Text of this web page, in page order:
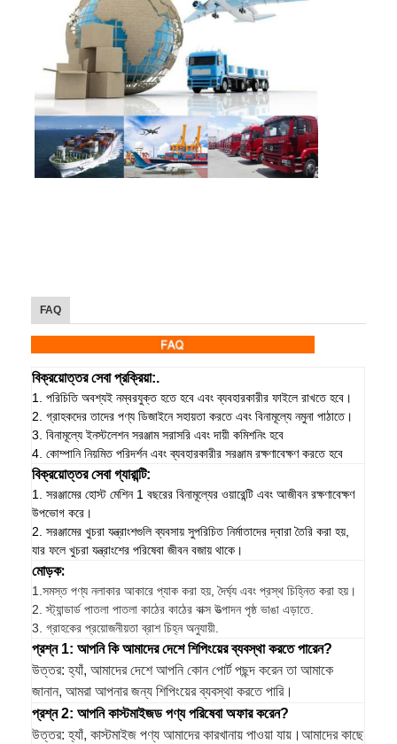
FAQ
বিক্রয়োত্তর সেবা প্রক্রিয়া:.
1. পরিচিতি অবশ্যই নম্বরযুক্ত হতে হবে এবং ব্যবহারকারীর ফাইলে রাখতে হবে।
2. গ্রাহকদের তাদের পণ্য ডিজাইনে সহায়তা করতে এবং বিনামূল্যে নমুনা পাঠাতে।
3. বিনামূল্যে ইনস্টলেশন সরঞ্জাম সরাসরি এবং দায়ী কমিশনিং হবে
4. কোম্পানি নিয়মিত পরিদর্শন এবং ব্যবহারকারীর সরঞ্জাম রক্ষণাবেক্ষণ করতে হবে
বিক্রয়োত্তর সেবা গ্যারান্টি:
1. সরঞ্জামের হোস্ট মেশিন 1 বছরের বিনামূল্যের ওয়ারেন্টি এবং আজীবন রক্ষণাবেক্ষণ
উপভোগ করে।
2. সরঞ্জামের খুচরা যন্ত্রাংশগুলি ব্যবসায় সুপরিচিত নির্মাতাদের দ্বারা তৈরি করা হয়,
যার ফলে খুচরা যন্ত্রাংশের পরিষেবা জীবন বজায় থাকে।
মোড়ক:
1.সমস্ত পণ্য নলাকার আকারে প্যাক করা হয়, দৈর্ঘ্য এবং প্রস্থ চিহ্নিত করা হয়।
2. স্ট্যান্ডার্ড পাতলা পাতলা কাঠের কাঠের বাক্স উত্পাদন পৃষ্ঠ ভাঙা এড়াতে.
3. গ্রাহকের প্রয়োজনীয়তা ব্রাশ চিহ্ন অনুযায়ী.
প্রশ্ন 1: আপনি কি আমাদের দেশে শিপিংয়ের ব্যবস্থা করতে পারেন?
উত্তর: হ্যাঁ, আমাদের দেশে আপনি কোন পোর্ট পছন্দ করেন তা আমাকে
জানান, আমরা আপনার জন্য শিপিংয়ের ব্যবস্থা করতে পারি।
প্রশ্ন 2: আপনি কাস্টমাইজড পণ্য পরিষেবা অফার করেন?
উত্তর: হ্যাঁ, কাস্টমাইজ পণ্য আমাদের কারখানায় পাওয়া যায়।আমাদের কাছে